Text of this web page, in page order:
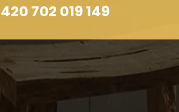
702 019 149